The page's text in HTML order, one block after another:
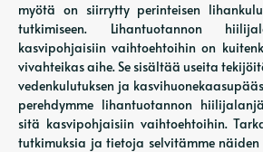
myötä on siirrytty perinteisen
tutkimiseen. Lihantuotannon
kasvipohjaisiin vaihtoehtoihin on
vivahteikas aihe. Se sisältää useita
vedenkulutuksen ja
perehdymme lihantuotannon
sitä kasvipohjaisiin vaihtoehtoihin.
tutkimuksia ja tietoja selvitämme